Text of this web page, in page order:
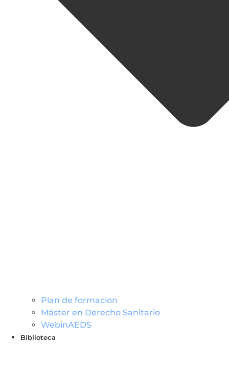
Plan de formacion
Máster en Derecho Sanitario
WebinAEDS
Biblioteca